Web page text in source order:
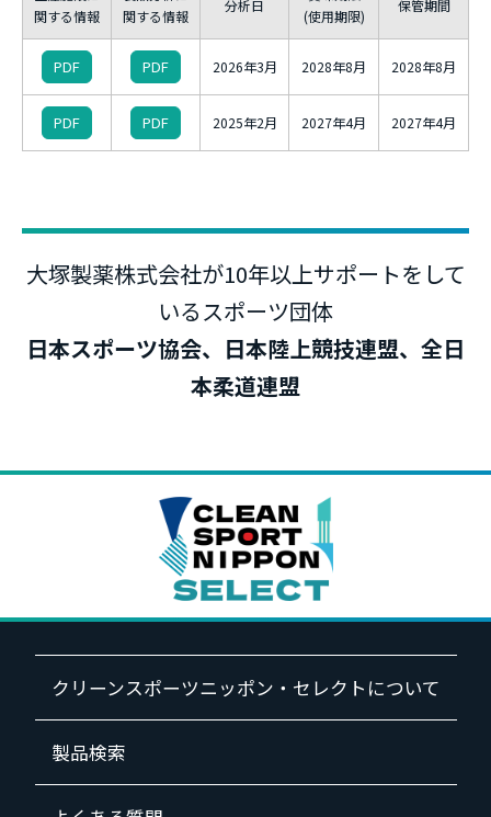
関する情報
関する情報
分析日
(使用期限)
保管期間
PDF PDF 2026年3月 2028年8月 2028年8月
PDF PDF 2025年2月 2027年4月 2027年4月
大塚製薬株式会社が10年以上サポートをして
いるスポーツ団体
日本スポーツ協会、日本陸上競技連盟、全日
本柔道連盟
クリーンスポーツニッポン・セレクトについて
製品検索